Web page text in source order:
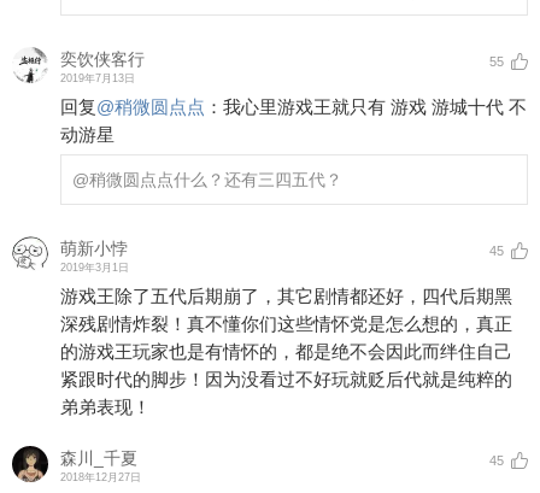
奕饮侠客行
2019年7月13日
55
回复@稍微圆点点 ： 我心里游戏王就只有 游戏 游城十代 不
动游星
@稍微圆点点什么？还有三四五代？
萌新小悖
2019年3月1日
45
游戏王除了五代后期崩了，其它剧情都还好，四代后期黑
深残剧情炸裂！真不懂你们这些情怀党是怎么想的，真正
的游戏王玩家也是有情怀的，都是绝不会因此而绊住自己
紧跟时代的脚步！因为没看过不好玩就贬后代就是纯粹的
弟弟表现！
森川_千夏
2018年12月27日
45